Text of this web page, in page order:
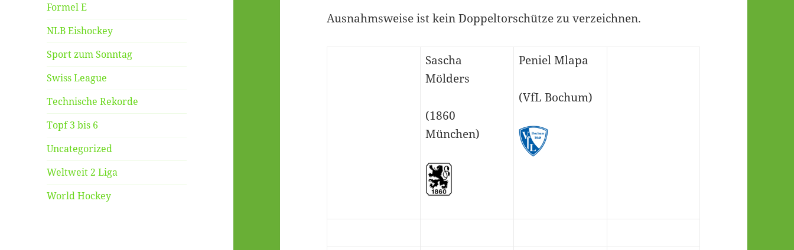
Formel E
NLB Eishockey
Sport zum Sonntag
Swiss League
Technische Rekorde
Topf 3 bis 6
Uncategorized
Weltweit 2 Liga
World Hockey
Ausnahmsweise ist kein Doppeltorschütze zu verzeichnen.
Sascha
Mölders
(1860
München)
Peniel Mlapa
(VfL Bochum)